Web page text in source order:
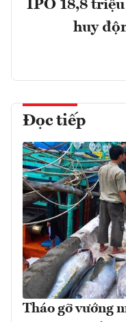
IPO 18,8
huy
Đọc tiếp
Tháo gỡ vướng